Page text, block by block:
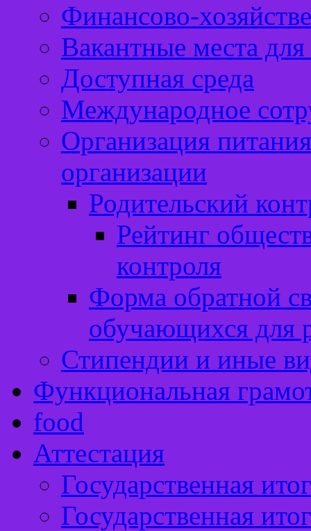
Финансово-
Вакантные места
Доступная среда
Международное
Организация
организации
Родительский
Рейтинг
контроля
Форма обратной
обучающихся для
Стипендии и иные
Функциональная
food
Аттестация
Государственная
Государственная